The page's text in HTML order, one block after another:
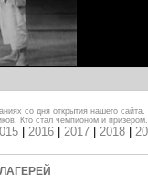
со дня открытия нашего
Кто стал чемпионом и призёром.
|2016 |2017 |2018 |